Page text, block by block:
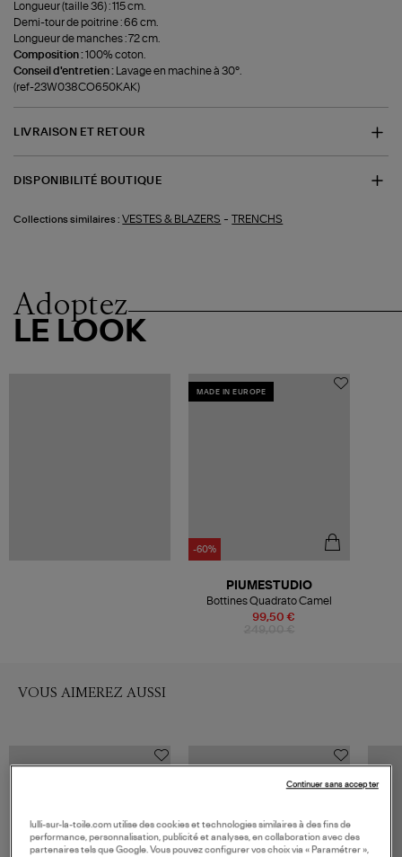
Longueur (taille 36) : 115 cm.
Demi-tour de poitrine : 66 cm.
Longueur de manches : 72 cm.
Composition :100% coton.
Conseil d'entretien : Lavage en machine à 30°.
(ref-23W038CO650KAK)
LIVRAISON ET RETOUR
DISPONIBILITÉ BOUTIQUE
Collections similaires : VESTES & BLAZERS -TRENCHS
Adoptez
LE LOOK
MADE IN EUROPE
-60%
99,50 €
PIUMESTUDIO
Bottines Quadrato Camel
VOUS AIMEREZ AUSSI
lulli-sur-la-toile.com utilise des cookies et technologies similaires à des fins de
performance, personnalisation, publicité et analyses, en collaboration avec des
partenaires tels que Google. Vous pouvez configurer vos choix via « Paramétrer »,
Continuer sans accepter